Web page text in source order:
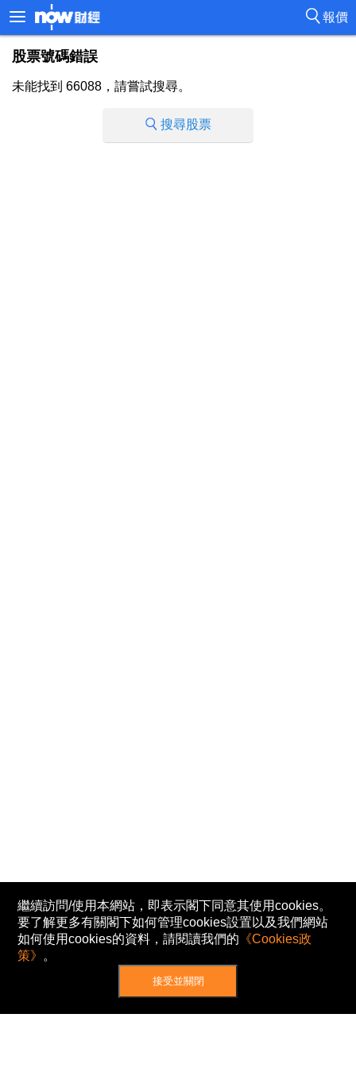
報價
股票號碼錯誤
未能找到 66088，請嘗試搜尋。
搜尋股票
繼續訪問/使用本網站，即表示閣下同意其使用cookies。
要了解更多有關閣下如何管理cookies設置以及我們網站
如何使用cookies的資料，請閱讀我們的 《Cookies政
策》 。
接受並關閉